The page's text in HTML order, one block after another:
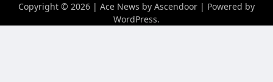
Copyright © 2026 | Ace News by Ascendoor | Powered by
WordPress.